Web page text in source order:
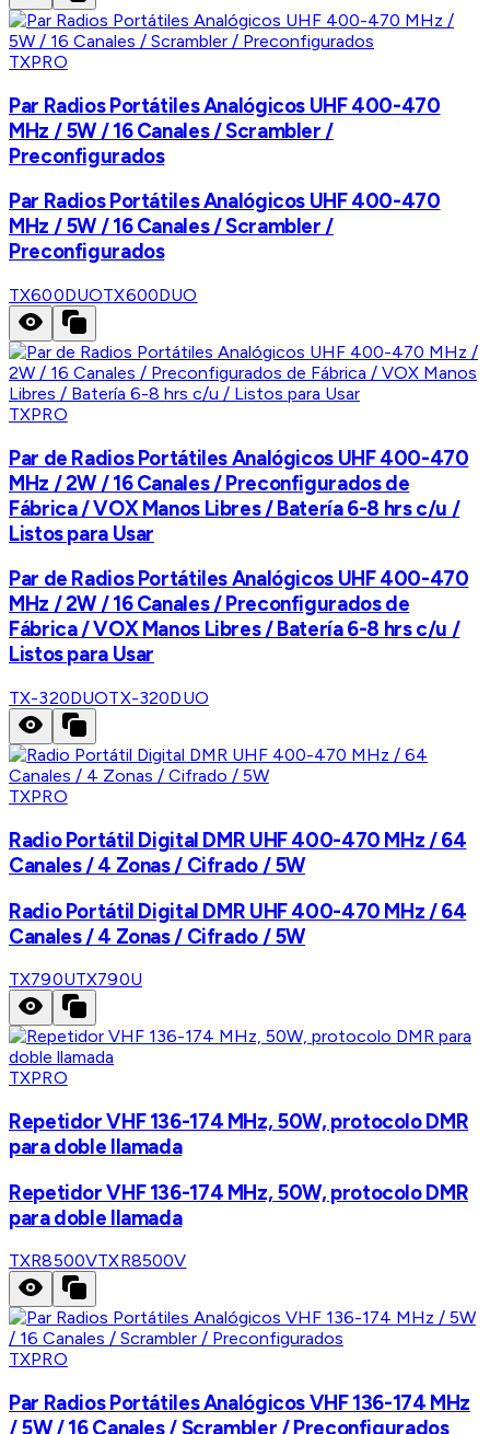
TXPRO
Par Radios Portátiles Analógicos UHF 400-470
MHz / 5W / 16 Canales / Scrambler /
Preconfigurados
Par Radios Portátiles Analógicos UHF 400-470
MHz / 5W / 16 Canales / Scrambler /
Preconfigurados
TX600DUOTX600DUO
TXPRO
Par de Radios Portátiles Analógicos UHF 400-470
MHz / 2W / 16 Canales / Preconfigurados de
Fábrica / VOX Manos Libres / Batería 6-8 hrs c/u /
Listos para Usar
Par de Radios Portátiles Analógicos UHF 400-470
MHz / 2W / 16 Canales / Preconfigurados de
Fábrica / VOX Manos Libres / Batería 6-8 hrs c/u /
Listos para Usar
TX-320DUOTX-320DUO
TXPRO
Radio Portátil Digital DMR UHF 400-470 MHz / 64
Canales / 4 Zonas / Cifrado / 5W
Radio Portátil Digital DMR UHF 400-470 MHz / 64
Canales / 4 Zonas / Cifrado / 5W
TX790UTX790U
TXPRO
Repetidor VHF 136-174 MHz, 50W, protocolo DMR
para doble llamada
Repetidor VHF 136-174 MHz, 50W, protocolo DMR
para doble llamada
TXR8500VTXR8500V
TXPRO
Par Radios Portátiles Analógicos VHF 136-174 MHz
/ 5W / 16 Canales / Scrambler / Preconfigurados